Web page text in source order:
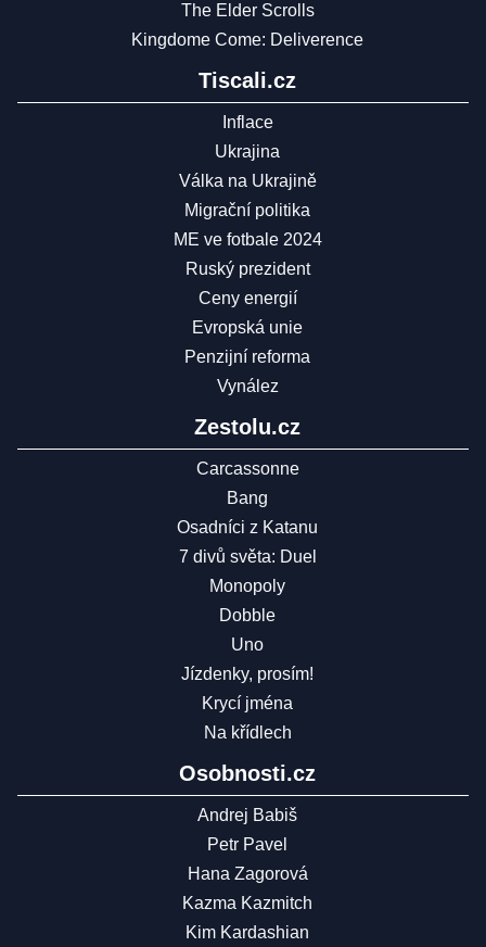
The Elder Scrolls
Kingdome Come: Deliverence
Tiscali.cz
Inflace
Ukrajina
Válka na Ukrajině
Migrační politika
ME ve fotbale 2024
Ruský prezident
Ceny energií
Evropská unie
Penzijní reforma
Vynález
Zestolu.cz
Carcassonne
Bang
Osadníci z Katanu
7 divů světa: Duel
Monopoly
Dobble
Uno
Jízdenky, prosím!
Krycí jména
Na křídlech
Osobnosti.cz
Andrej Babiš
Petr Pavel
Hana Zagorová
Kazma Kazmitch
Kim Kardashian